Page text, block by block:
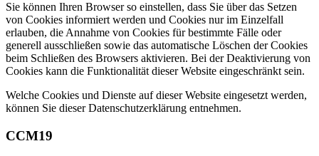
Sie können Ihren Browser so einstellen, dass Sie über das Setzen
von Cookies informiert werden und Cookies nur im Einzelfall
erlauben, die Annahme von Cookies für bestimmte Fälle oder
generell ausschließen sowie das automatische Löschen der Cookies
beim Schließen des Browsers aktivieren. Bei der Deaktivierung von
Cookies kann die Funktionalität dieser Website eingeschränkt sein.
Welche Cookies und Dienste auf dieser Website eingesetzt werden,
können Sie dieser Datenschutzerklärung entnehmen.
CCM19